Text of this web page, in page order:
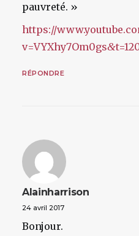
pauvreté. »
https://
v=VYXhy7Om0gs&
RÉPONDRE
Alainharrison
24 avril 2017
Bonjour.